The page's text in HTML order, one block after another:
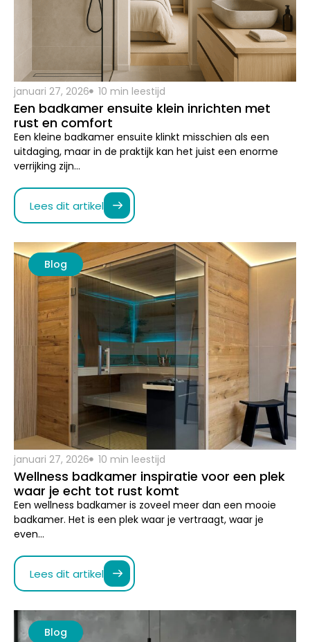
januari 27, 2026 10 min leestijd
Een badkamer ensuite klein inrichten met
Een kleine badkamer ensuite klinkt misschien als een
uitdaging, maar in de praktijk kan het juist een enorme
verrijking zijn…
Lees dit artikel
Blog
januari 27, 2026 10 min leestijd
Wellness badkamer inspiratie voor een plek
waar je echt tot rust komt
Een wellness badkamer is zoveel meer dan een mooie
badkamer. Het is een plek waar je vertraagt, waar je
even…
Lees dit artikel
Blog